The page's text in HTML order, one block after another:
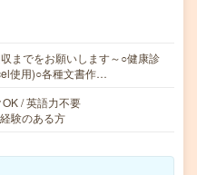
までをお願いします～○健康診
使用)○各種文書作…
/ 英語力不要
験のある方